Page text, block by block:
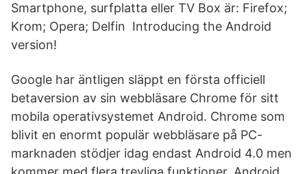
Smartphone, surfplatta eller TV Box är: Firefox;
Krom; Opera; Delfin Introducing the Android
version!
Google har äntligen släppt en första officiell
betaversion av sin webbläsare Chrome för sitt
mobila operativsystemet Android. Chrome som
blivit en enormt populär webbläsare på PC-
marknaden stödjer idag endast Android 4.0 men